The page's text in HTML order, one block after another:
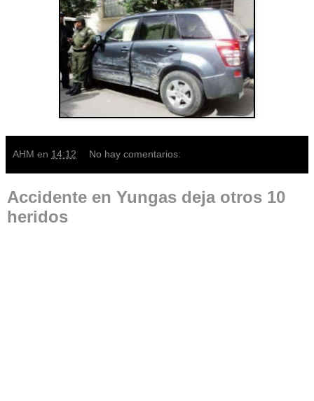
AHM en 14:12 No hay comentarios:
Accidente en Yungas deja otros 10
heridos